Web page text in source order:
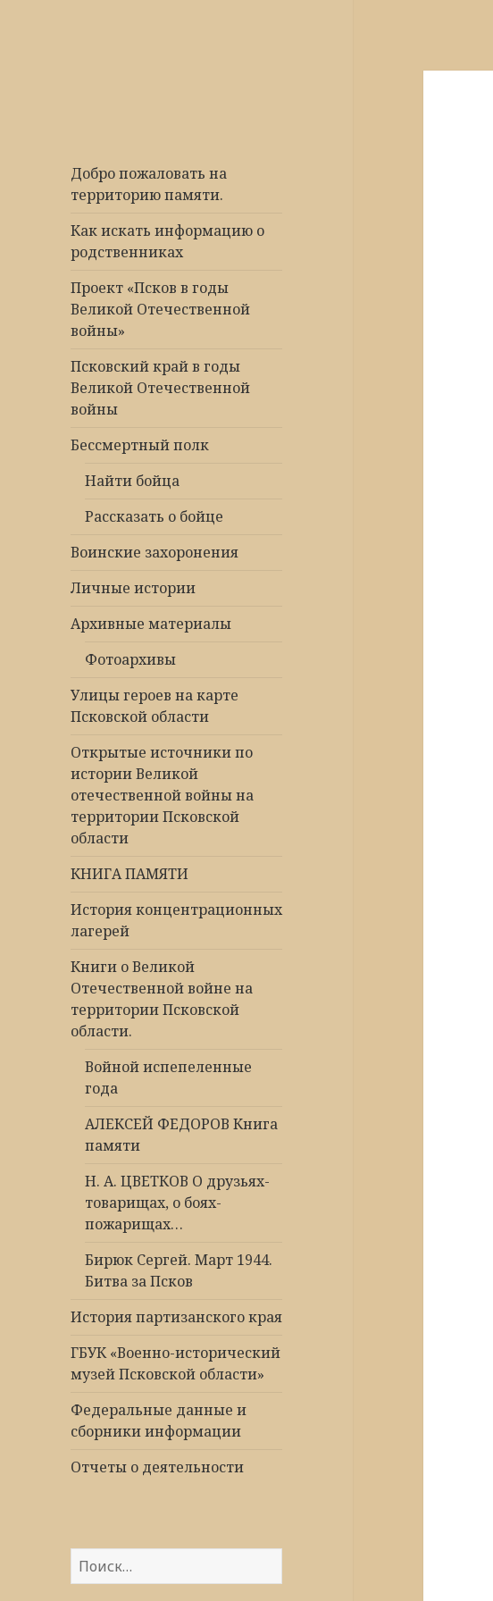
Добро пожаловать на
территорию памяти.
Как искать информацию о
родственниках
Проект «Псков в годы
Великой Отечественной
войны»
Псковский край в годы
Великой Отечественной
войны
Бессмертный полк
Найти бойца
Рассказать о бойце
Воинские захоронения
Личные истории
Архивные материалы
Фотоархивы
Улицы героев на карте
Псковской области
Открытые источники по
истории Великой
отечественной войны на
территории Псковской
области
КНИГА ПАМЯТИ
История концентрационных
лагерей
Книги о Великой
Отечественной войне на
территории Псковской
области.
Войной испепеленные
года
АЛЕКСЕЙ ФЕДОРОВ Книга
памяти
Н. А. ЦВЕТКОВ О друзьях-
товарищах, о боях-
пожарищах…
Бирюк Сергей. Март 1944.
Битва за Псков
История партизанского края
ГБУК «Военно-исторический
музей Псковской области»
Федеральные данные и
сборники информации
Отчеты о деятельности
Найти: